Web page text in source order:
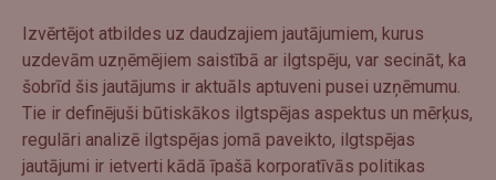
Izvērtējot atbildes uz daudzajiem jautājumiem, kurus
uzdevām uzņēmējiem saistībā ar ilgtspēju, var secināt, ka
šobrīd šis jautājums ir aktuāls aptuveni pusei uzņēmumu.
Tie ir definējuši būtiskākos ilgtspējas aspektus un mērķus,
regulāri analizē ilgtspējas jomā paveikto, ilgtspējas
jautājumi ir ietverti kādā īpašā korporatīvās politikas